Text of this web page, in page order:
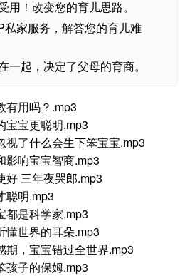
用！改变您的育儿思路。
家服务，解答您的育儿难
一起，决定了父母的育商。
有用吗？.mp3
宝宝更聪明.mp3
了什么会生下笨宝宝.mp3
影响宝宝智商.mp3
好 三年夜哭郎.mp3
聪明.mp3
都是科学家.mp3
懂世界的耳朵.mp3
，宝宝错过全世界.mp3
孩子的保姆.mp3